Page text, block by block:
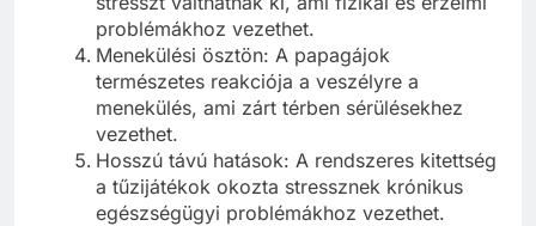
problémákhoz vezethet.
Menekülési ösztön: A papagájok
természetes reakciója a veszélyre a
menekülés, ami zárt térben sérülésekhez
vezethet.
Hosszú távú hatások: A rendszeres kitettség
a tűzijátékok okozta stressznek krónikus
egészségügyi problémákhoz vezethet.